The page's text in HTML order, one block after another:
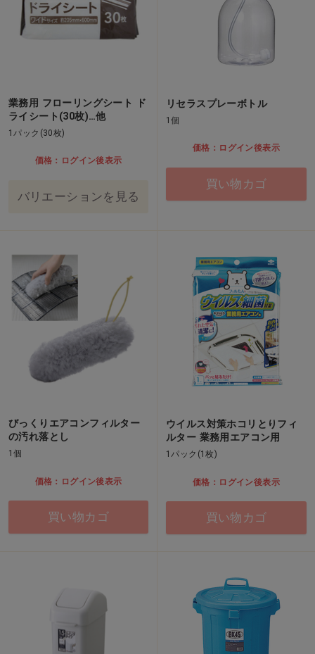
業務用 フローリングシート ド
ライシート(30枚)…他
1パック(30枚)
価格：ログイン後表示
バリエーションを見る
リセラスプレーボトル
1個
価格：ログイン後表示
買い物カゴ
びっくりエアコンフィルター
の汚れ落とし
1個
価格：ログイン後表示
買い物カゴ
ウイルス対策ホコリとりフィ
ルター 業務用エアコン用
1パック(1枚)
価格：ログイン後表示
買い物カゴ